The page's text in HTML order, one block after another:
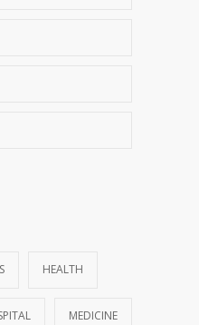
HEALTH
MEDICINE